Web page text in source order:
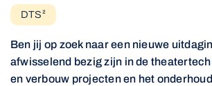
DTS²
Ben jij op zoek naar een nieuwe
afwisselend bezig zijn in de
en verbouw projecten en het